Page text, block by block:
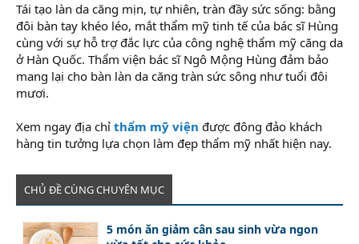
Tái tạo làn da căng mịn, tự nhiên, tràn đầy sức sống: bằng
đôi bàn tay khéo léo, mắt thẩm mỹ tinh tế của bác sĩ Hùng
cùng với sự hỗ trợ đắc lực của công nghệ thẩm mỹ căng da
ở Hàn Quốc. Thẩm viện bác sĩ Ngô Mộng Hùng đảm bảo
mang lại cho bàn làn da căng tràn sức sông như tuổi đôi
mươi.
Xem ngay địa chỉ thẩm mỹ viện được đông đảo khách
hàng tin tưởng lựa chọn làm đẹp thẩm mỹ nhất hiện nay.
CHỦ ĐỀ CÙNG CHUYÊN MỤC
5 món ăn giảm cân sau sinh vừa ngon